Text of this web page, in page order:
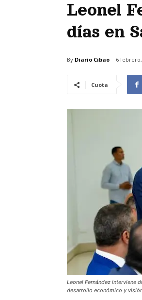
Leonel
días en
By Diario Cibao 6 febrero,
Cuota
Leonel Fernández interviene
desarrollo económico y